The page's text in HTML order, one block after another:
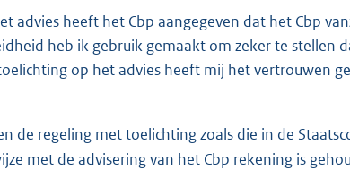
b
advies heeft het Cbp aangegeven dat het Cbp
heb ik gebruik gemaakt om zeker te stellen
op het advies heeft mij het vertrouwen
de regeling met toelichting zoals die in de
met de advisering van het Cbp rekening is